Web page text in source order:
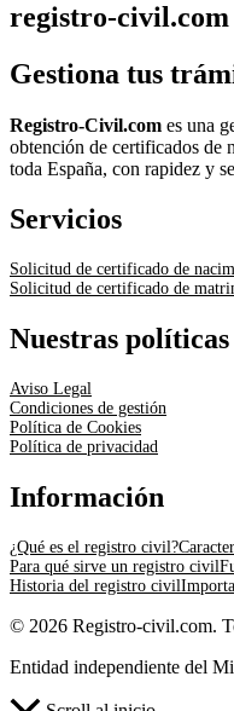
registro-civil.com
Gestiona tus
Registro-Civil.com es una
obtención de certificados de
toda España, con rapidez y
Servicios
Solicitud de certificado de
Solicitud de certificado de
Nuestras políticas
Aviso Legal
Condiciones de gestión
Política de Cookies
Política de privacidad
Información
¿Qué es el registro civil?
Para qué sirve un registro civil
Historia del registro civil
© 2026 Registro-civil.com.
Entidad independiente del